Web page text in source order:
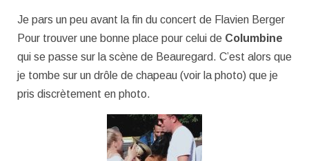
Je pars un peu avant la fin du concert de Flavien Berger
Pour trouver une bonne place pour celui de Columbine
qui se passe sur la scène de Beauregard. C’est alors que
je tombe sur un drôle de chapeau (voir la photo) que je
pris discrètement en photo.